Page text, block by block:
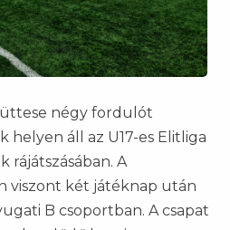
négy fordulót
helyen áll az U17-es Elitliga
rájátszásában. A
viszont két játéknap után
B csoportban. A csapat